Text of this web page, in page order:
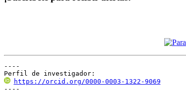
----
Perfil de investigador:
https://orcid.org/0000-0003-1322-9069
----